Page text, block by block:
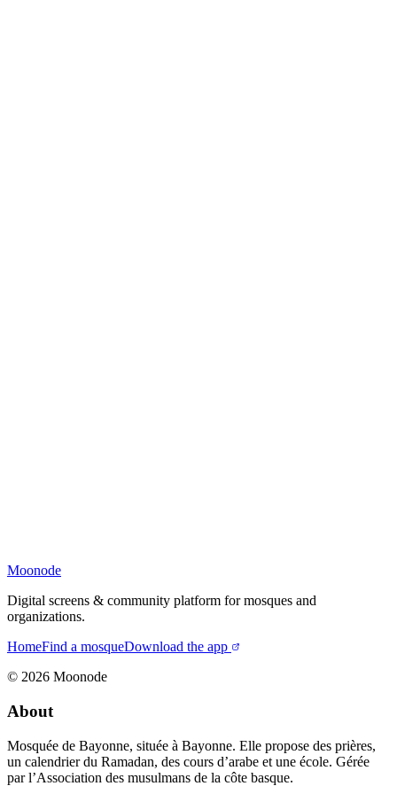
Moonode
Digital screens & community platform for mosques and
organizations.
HomeFind a mosqueDownload the app
© 2026 Moonode
About
Mosquée de Bayonne, située à Bayonne. Elle propose des prières,
un calendrier du Ramadan, des cours d’arabe et une école. Gérée
par l’Association des musulmans de la côte basque.